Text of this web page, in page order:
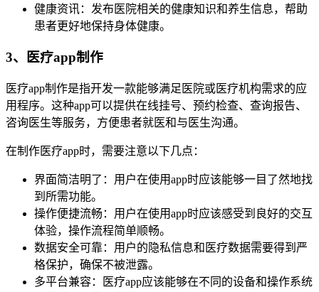
健康资讯：发布医院相关的健康知识和养生信息，帮助
患者更好地保持身体健康。
3、医疗app制作
医疗app制作是指开发一款能够满足医院或医疗机构需求的应
用程序。这种app可以提供在线挂号、预约检查、查询报告、
咨询医生等服务，方便患者就医和与医生沟通。
在制作医疗app时，需要注意以下几点：
界面简洁明了：用户在使用app时应该能够一目了然地找
到所需功能。
操作便捷流畅：用户在使用app时应该感受到良好的交互
体验，操作流程简单顺畅。
数据安全可靠：用户的隐私信息和医疗数据需要得到严
格保护，确保不被泄露。
多平台兼容：医疗app应该能够在不同的设备和操作系统